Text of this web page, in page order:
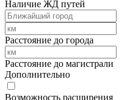
Наличие ЖД путей
Расстояние до города
Расстояние до магистрали
Дополнительно
Возможность расширения